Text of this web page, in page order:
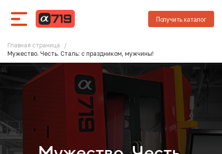
Получить каталог
Главная страница
/
Мужество. Честь. Сталь: с праздником, мужчины!